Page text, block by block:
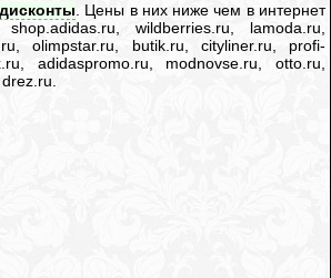
дисконты. Цены в них ниже чем в интернет
shop.adidas.ru, wildberries.ru, lamoda.ru,
olimpstar.ru, butik.ru, cityliner.ru, profi-
adidaspromo.ru, modnovse.ru, otto.ru,